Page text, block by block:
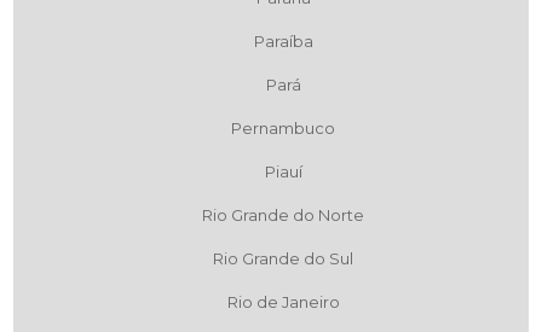
Paraíba
Pará
Pernambuco
Piauí
Rio Grande do Norte
Rio Grande do Sul
Rio de Janeiro